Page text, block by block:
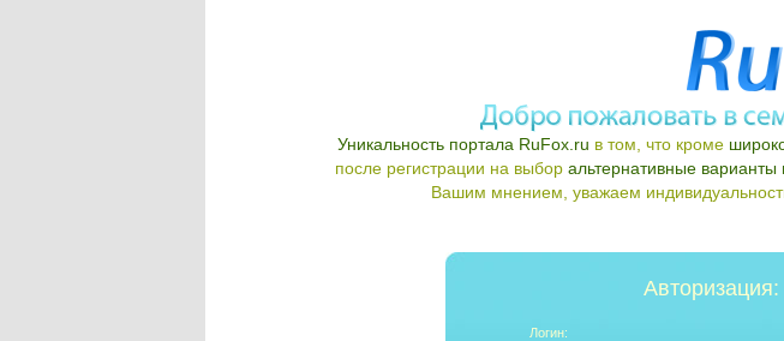
Уникальность портала RuFox.ru в том, что кроме
после регистрации на выбор альтернативные
Вашим мнением, уважаем
Авторизация:
Логин: